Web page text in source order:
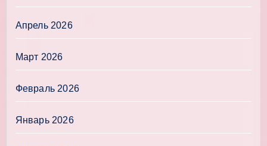
Апрель 2026
Март 2026
Февраль 2026
Январь 2026